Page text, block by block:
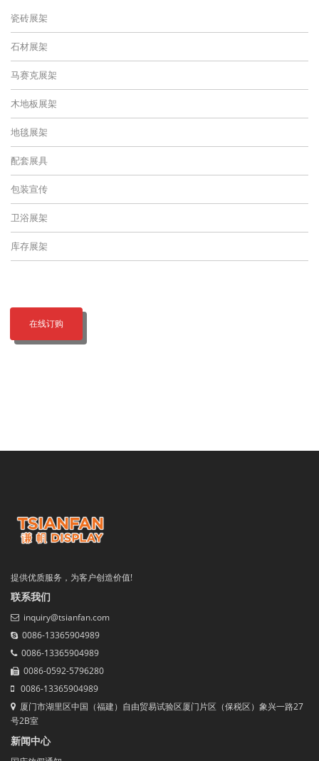
瓷砖展架
石材展架
马赛克展架
木地板展架
地毯展架
配套展具
包装宣传
卫浴展架
库存展架
在线订购
提供优质服务，为客户创造价值!
联系我们
inquiry@tsianfan.com
0086-13365904989
0086-13365904989
0086-0592-5796280
0086-13365904989
厦门市湖里区中国（福建）自由贸易试验区厦门片区（保税区）象兴一路27
号2B室
新闻中心